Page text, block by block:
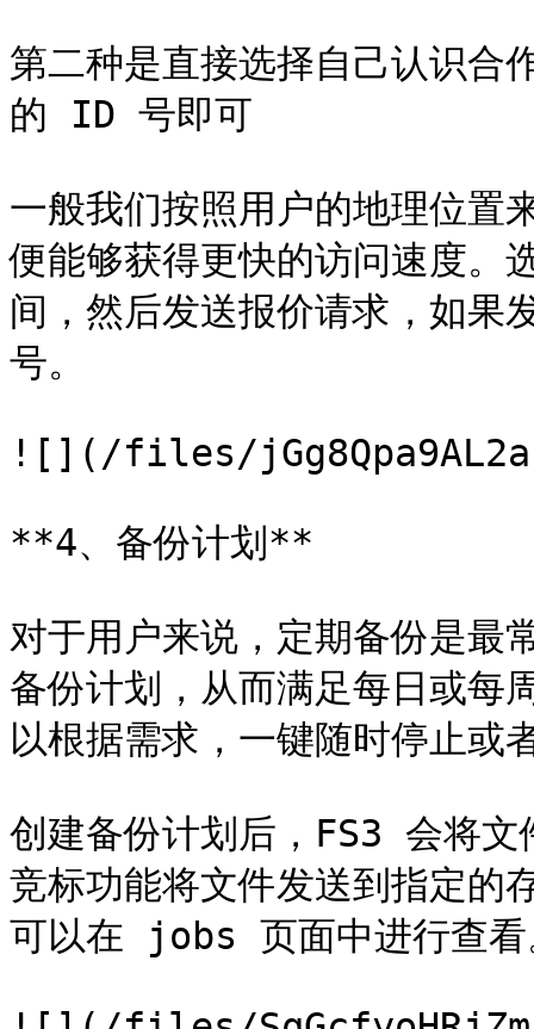
第二种是直接选择自己认识合
的 ID 号即可
一般我们按照用户的地理位置
便能够获得更快的访问速度。
间，然后发送报价请求，如
号。
![](/files/
**4、备份计划**
对于用户来说，定期备份是
备份计划，从而满足每日或每
以根据需求，一键随时停止或
创建备份计划后，FS3 会将
竞标功能将文件发送到指定的
可以在 jobs 页面中进行查看